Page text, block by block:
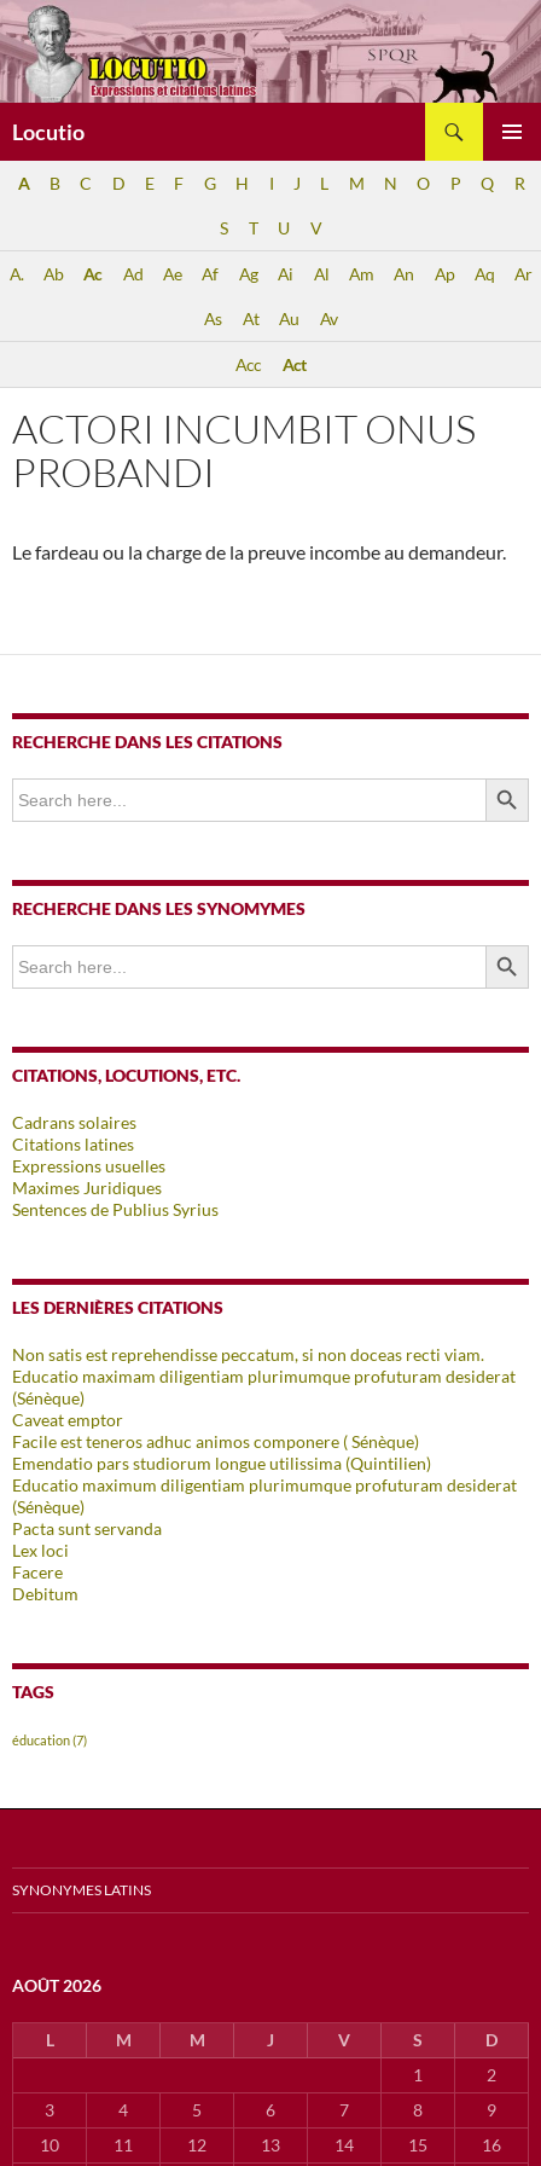
Aller
au
contenu
Locutio
A B C D E F G H I J L M N O P Q R
S T U V
A. Ab Ac Ad Ae Af Ag Ai Al Am An Ap Aq Ar
As At Au Av
Acc Act
ACTORI INCUMBIT ONUS
PROBANDI
Le fardeau ou la charge de la preuve incombe au demandeur.
RECHERCHE DANS LES CITATIONS
Search
for:
SEARCH
RECHERCHE DANS LES SYNOMYMES
Search
for:
SEARCH
CITATIONS, LOCUTIONS, ETC.
Cadrans solaires
Citations latines
Expressions usuelles
Maximes Juridiques
Sentences de Publius Syrius
LES DERNIÈRES CITATIONS
Non satis est reprehendisse peccatum, si non doceas recti viam.
Educatio maximam diligentiam plurimumque profuturam desiderat
(Sénèque)
Caveat emptor
Facile est teneros adhuc animos componere ( Sénèque)
Emendatio pars studiorum longue utilissima (Quintilien)
Educatio maximum diligentiam plurimumque profuturam desiderat
(Sénèque)
Pacta sunt servanda
Lex loci
Facere
Debitum
TAGS
éducation(7)
SYNONYMES LATINS
AOÛT 2026
L M M J V S
D
1
2
3
4 5 6 7 8
9
10
11 12 13 14 15 16